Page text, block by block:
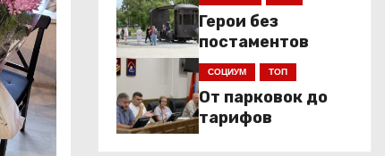
Герои без
постаментов
СОЦИУМ ТОП
От парковок до
тарифов